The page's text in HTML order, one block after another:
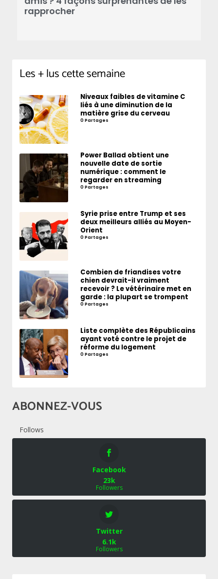
rapprocher
Les + lus cette semaine
Niveaux faibles de vitamine C
liés à une diminution de la
matière grise du cerveau
0 Partages
Power Ballad obtient une
nouvelle date de sortie
numérique : comment le
regarder en streaming
0 Partages
Syrie prise entre Trump et ses
deux meilleurs alliés au Moyen-
Orient
0 Partages
Combien de friandises votre
chien devrait-il vraiment
recevoir ? Le vétérinaire met en
garde : la plupart se trompent
0 Partages
Liste complète des Républicains
ayant voté contre le projet de
réforme du logement
0 Partages
ABONNEZ-VOUS
Follows
Facebook
23k
Followers
Twitter
6.1k
Followers